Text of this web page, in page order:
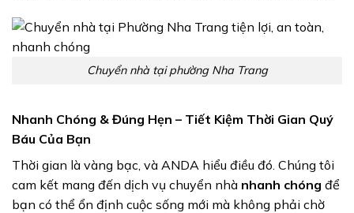
Chuyển nhà tại phường Nha Trang
Nhanh Chóng & Đúng Hẹn – Tiết Kiệm Thời Gian Quý
Báu Của Bạn
Thời gian là vàng bạc, và ANDA hiểu điều đó. Chúng tôi
cam kết mang đến dịch vụ chuyển nhà nhanh chóng để
bạn có thể ổn định cuộc sống mới mà không phải chờ